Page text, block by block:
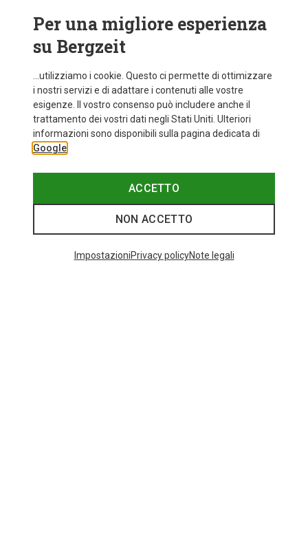
+11 Taglie
ONE SIZE
fino a 30%
I più cercati
Per una migliore esperienza
su Bergzeit
...utilizziamo i cookie. Questo ci permette di ottimizzare
i nostri servizi e di adattare i contenuti alle vostre
esigenze. Il vostro consenso può includere anche il
trattamento dei vostri dati negli Stati Uniti. Ulteriori
informazioni sono disponibili sulla pagina dedicata di
Google
ACCETTO
NON ACCETTO
ImpostazioniPrivacy policyNote legali